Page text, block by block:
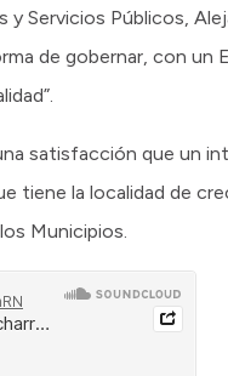
y Servicios Públicos,
de gobernar, con
satisfacción que un
tiene la localidad de
Municipios.